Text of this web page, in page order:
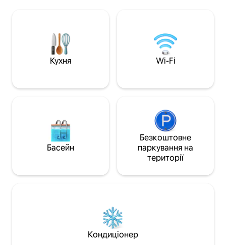
облаштованому підвалі, є спальня з
ліжком king-size, друга повноцінна
ванна кімната, велика кімната для
відпочинку з 55-дюймовим
спеціальною робочою зоною.
насолоджуйтеся
перебуванням
Кухня Wi-Fi
Басейн
Безкоштовне
паркування на
території
Кондиціонер